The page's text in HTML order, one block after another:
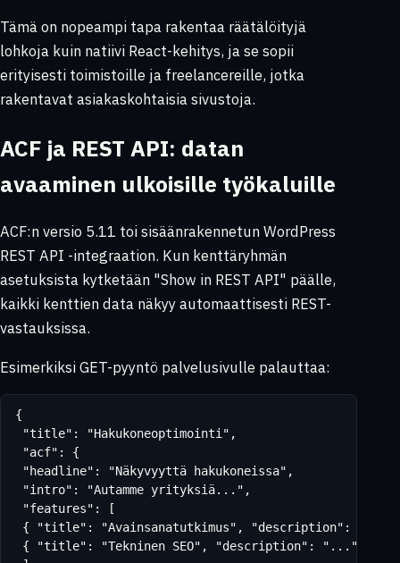
Tämä on nopeampi tapa rakentaa räätälöityjä
lohkoja kuin natiivi React-kehitys, ja se sopii
erityisesti toimistoille ja freelancereille, jotka
rakentavat asiakaskohtaisia sivustoja.
ACF ja REST API: datan
avaaminen ulkoisille työkaluille
ACF:n versio 5.11 toi sisäänrakennetun WordPress
REST API -integraation. Kun kenttäryhmän
asetuksista kytketään "Show in REST API" päälle,
kaikki kenttien data näkyy automaattisesti REST-
vastauksissa.
Esimerkiksi GET-pyyntö palvelusivulle palauttaa:
{
"title": "Hakukoneoptimointi",
"acf": {
"headline": "Näkyvyyttä hakukoneissa",
"intro": "Autamme yrityksiä...",
"features": [
{ "title": "Avainsanatutkimus", "description":
{ "title": "Tekninen SEO", "description": "..." }